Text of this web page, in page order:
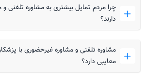
چرا مردم تمایل بیشتری به مشاوره تلفنی
دارند؟
مشاوره تلفنی و مشاوره غیرحضوری با
معایبی دارد؟